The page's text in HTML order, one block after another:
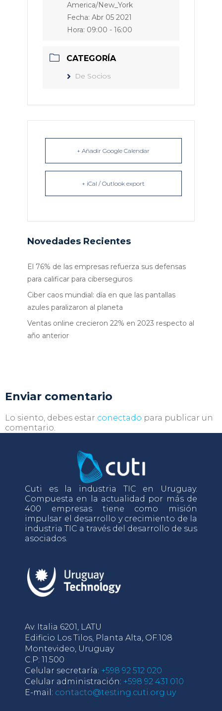
America/New_York
Fecha: Abr 05 2021
Hora: 09:00 - 16:00
CATEGORÍA
De Socios
+ Añadir Google Calendar
+ iCal / Outlook export
Novedades Recientes
El 76% de las empresas refuerza sus defensas
para calificar para ciberseguros
Ciber caos mundial: día en que las pantallas
azules paralizaron al planeta
Ventas online crecieron 22% en 2023 respecto al
año anterior
Enviar comentario
Lo siento, debes estar conectado para publicar un
comentario.
Cuti es la industria TIC en Uruguay.
Compuesta en la actualidad por más de
400 empresas tiene como misión
impulsar el desarrollo y crecimiento de la
industria TIC a través del desarrollo de sus
asociados.
Av. Italia 6201, LATU
Edificio Los Tilos, Planta Alta, OF.108
Montevideo, Uruguay
C.P: 11.500
Celular secretaría: +598 92 512 020
Celular administración: +598 92 431 010
E-mail: contacto@testing.cuti.org.uy